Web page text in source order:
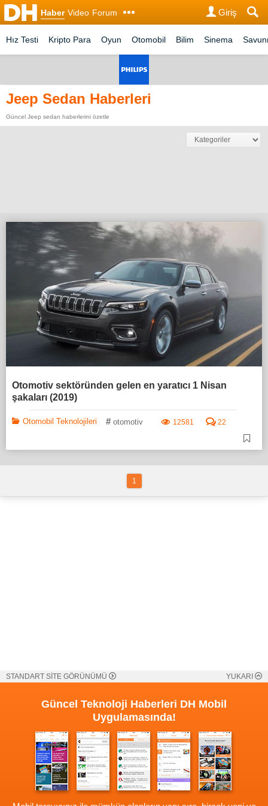
Haber Video Forum Giriş
Hız Testi Kripto Para Oyun Otomobil Bilim Sinema
Jeep Sedan Haberleri
Güncel Jeep sedan haberlerini özetle
Otomotiv sektöründen gelen en yaratıcı 1 Nisan
şakaları (2019)
Otomobil Teknolojileri # otomotiv 12581 22
1
STANDART SİTE GÖRÜNÜMÜ YUKARI
Güncel Teknoloji Haberleri DH Mobil
Uygulamasında!